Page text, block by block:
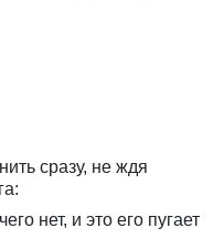
сразу, не ждя
нет, и это его пугает